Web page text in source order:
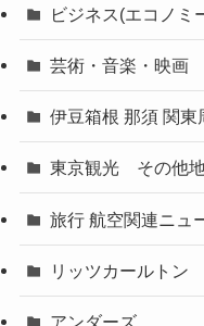
ビジネス(エコノミ
芸術・音楽・映画
伊豆箱根 那須 関
東京観光 その他
旅行 航空関連ニュ
リッツカールトン
アンダーズ